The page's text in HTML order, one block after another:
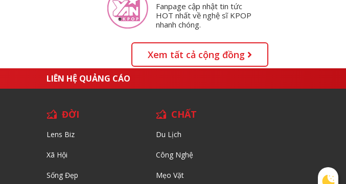
Fanpage cập nhật tin tức
HOT nhất về nghệ sĩ KPOP
nhanh chóng.
Xem tất cả cộng đồng
LIÊN HỆ QUẢNG CÁO
ĐỜI
Lens Biz
Xã Hội
Sống Đẹp
CHẤT
Du Lịch
Công Nghệ
Mẹo Vặt